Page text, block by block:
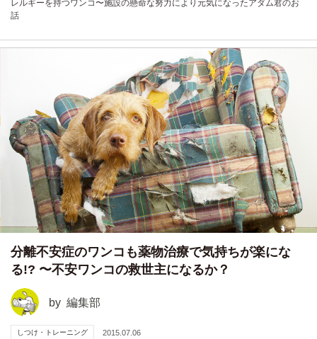
レルギーを持つワンコ〜施設の懸命な努力により元気になったアダム君のお
話
分離不安症のワンコも薬物治療で気持ちが楽にな
る!? 〜不安ワンコの救世主になるか？
by 編集部
しつけ・トレーニング 2015.07.06